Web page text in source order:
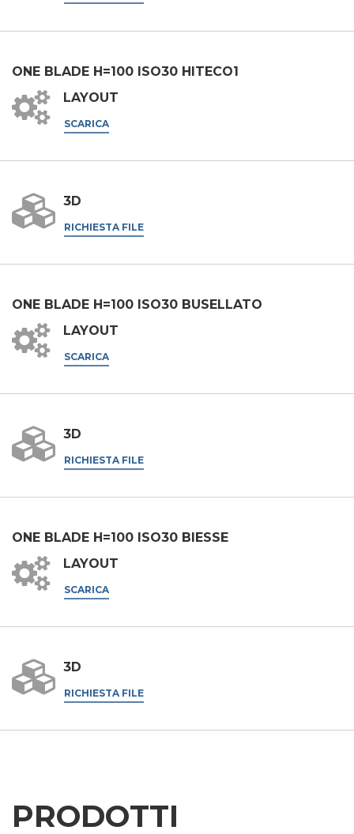
ONE BLADE H=100 ISO30 HITECO1
LAYOUT
SCARICA
3D
RICHIESTA FILE
ONE BLADE H=100 ISO30 BUSELLATO
LAYOUT
SCARICA
3D
RICHIESTA FILE
ONE BLADE H=100 ISO30 BIESSE
LAYOUT
SCARICA
3D
RICHIESTA FILE
PRODOTTI